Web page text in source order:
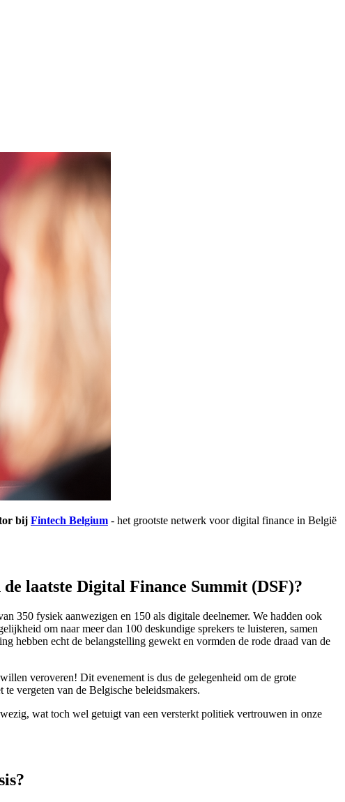
bij Fintech Belgium - het grootste netwerk voor digital finance in België
laatste Digital Finance Summit (DSF)?
350 fysiek aanwezigen en 150 als digitale deelnemer. We hadden ook
om naar meer dan 100 deskundige sprekers te luisteren, samen
hebben echt de belangstelling gewekt en vormden de rode draad van de
veroveren! Dit evenement is dus de gelegenheid om de grote
te vergeten van de Belgische beleidsmakers.
wat toch wel getuigt van een versterkt politiek vertrouwen in onze